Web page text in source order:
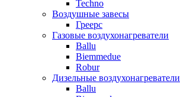
Techno
Воздушные завесы
Греерс
Газовые воздухонагреватели
Ballu
Biemmedue
Robur
Дизельные воздухонагреватели
Ballu